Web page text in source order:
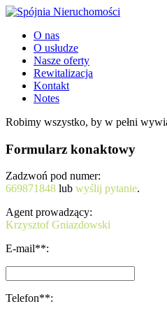
O nas
O usłudze
Nasze oferty
Rewitalizacja
Kontakt
Notes
Robimy wszystko, by w pełni
Formularz konaktowy
Zadzwoń pod numer:
669871848 lub wyślij pytanie.
Agent prowadzący:
Krzysztof Gniazdowski
E-mail**:
Telefon**: